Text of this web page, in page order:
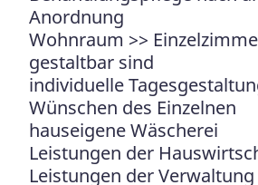
Anordnung
Wohnraum >>
gestaltbar sind
individuelle
Wünschen des Einzelnen
hauseigene Wäscherei
Leistungen der
Leistungen der Verwaltung